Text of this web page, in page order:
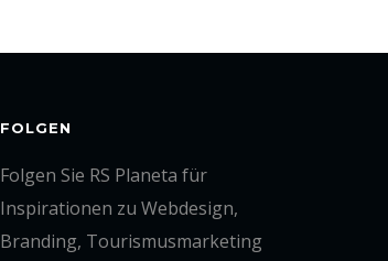
FOLGEN
Folgen Sie RS Planeta für
Inspirationen zu Webdesign,
Branding, Tourismusmarketing